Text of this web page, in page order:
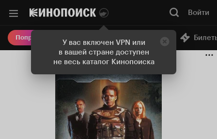
У вас включен VPN или
в вашей стране доступен
не весь каталог Кинопоиска
Войти
Попробовать Плюс Онлайн-кинотеатр